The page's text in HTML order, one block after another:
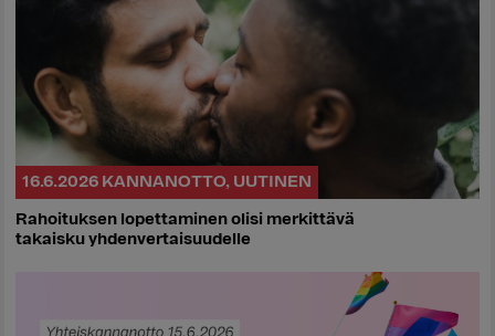
16.6.2026 KANNANOTTO, UUTINEN
Rahoituksen lopettaminen olisi merkittävä
takaisku yhdenvertaisuudelle